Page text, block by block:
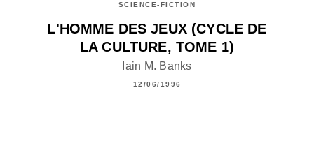
SCIENCE-FICTION
L'HOMME DES JEUX (CYCLE DE
LA CULTURE, TOME 1)
Iain M. Banks
12/06/1996